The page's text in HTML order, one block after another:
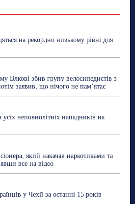
Мандри Мова
Новини України
Спорт
Топ-новини Фоторепортаж
на рекордно низькому рівні для
Влкові збив групу велосипедистів з
заявив, що нічого не пам’ятає
усіх неповнолітніх нападників на
який накачав наркотиками та
все на відео
у Чехії за останні 15 років